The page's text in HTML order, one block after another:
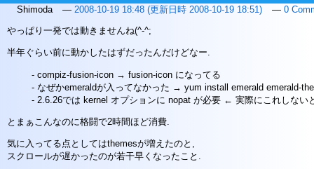
Shimoda 2008-10-19 18:48 (更新日時 2008-10-19 18:51) 0
やっぱり一発では動きませんね(^-^;
半年ぐらい前に動かしたはずだったんだけどなー.
compiz-fusion-icon → fusion-icon になってる
なぜかemeraldが入ってなかった → yum install emerald emerald-
2.6.26では kernel オプションに nopat が必要 ← 実際にこれしない
とまぁこんなのに格闘で2時間ほど消費.
気に入ってる点としてはthemesが増えたのと,
スクロールが遅かったのが若干早くなったこと.